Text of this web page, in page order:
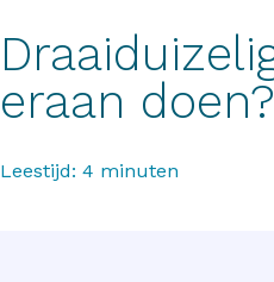
eraan doen?
Leestijd: 4 minuten